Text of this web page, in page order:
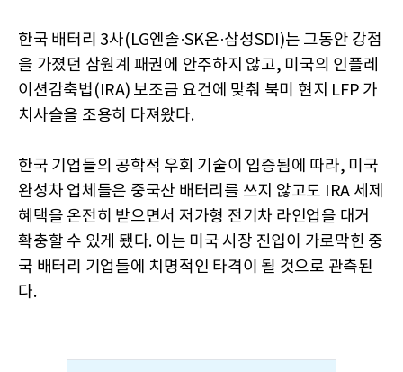
한국 배터리 3사(LG엔솔·SK온·삼성SDI)는 그동안 강점
을 가졌던 삼원계 패권에 안주하지 않고, 미국의 인플레
이션감축법(IRA) 보조금 요건에 맞춰 북미 현지 LFP 가
치사슬을 조용히 다져왔다.
한국 기업들의 공학적 우회 기술이 입증됨에 따라, 미국
완성차 업체들은 중국산 배터리를 쓰지 않고도 IRA 세제
혜택을 온전히 받으면서 저가형 전기차 라인업을 대거
확충할 수 있게 됐다. 이는 미국 시장 진입이 가로막힌 중
국 배터리 기업들에 치명적인 타격이 될 것으로 관측된
다.